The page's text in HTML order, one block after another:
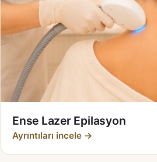
Ense Lazer Epilasyon
Ayrıntıları incele →